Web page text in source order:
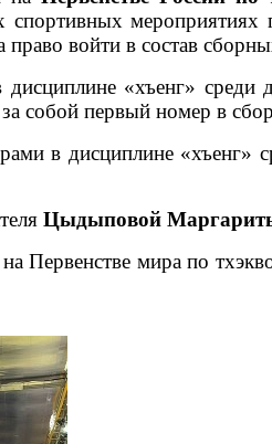
войти в состав
дисциплине «хъенг»
собой первый номер в
в дисциплине
Цыдыповой
Первенстве мира по